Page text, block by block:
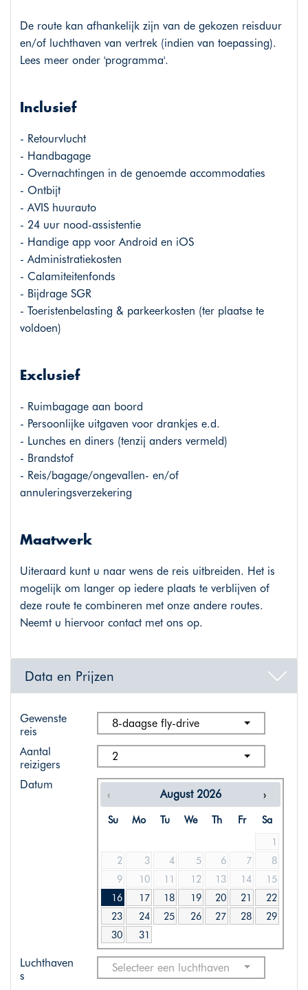
De route kan afhankelijk zijn van de gekozen reisduur
en/of luchthaven van vertrek (indien van toepassing).
Lees meer onder 'programma'.
Inclusief
- Retourvlucht
- Handbagage
- Overnachtingen in de genoemde accommodaties
- Ontbijt
- AVIS huurauto
- 24 uur nood-assistentie
- Handige app voor Android en iOS
- Administratiekosten
- Calamiteitenfonds
- Bijdrage SGR
- Toeristenbelasting & parkeerkosten (ter plaatse te
voldoen)
Exclusief
- Ruimbagage aan boord
- Persoonlijke uitgaven voor drankjes e.d.
- Lunches en diners (tenzij anders vermeld)
- Brandstof
- Reis/bagage/ongevallen- en/of
annuleringsverzekering
Maatwerk
Uiteraard kunt u naar wens de reis uitbreiden. Het is
mogelijk om langer op iedere plaats te verblijven of
deze route te combineren met onze andere routes.
Neemt u hiervoor contact met ons op.
Data en Prijzen
Gewenste
reis
8-daagse fly-drive
Aantal
reizigers
2
Datum
August 2026
Su Mo Tu We Th Fr
Sa
1
2
3 4 5 6 7
8
9
10 11 12 13 14
15
16
17 18 19 20 21
22
23
24 25 26 27 28
29
30
31
Luchthaven
s
Selecteer een luchthaven